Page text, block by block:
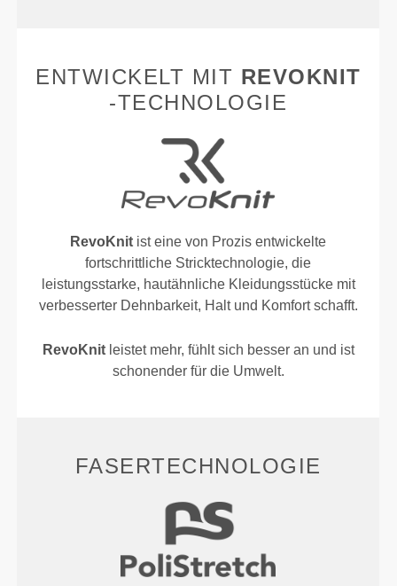
ENTWICKELT MIT REVOKNIT
-TECHNOLOGIE
RevoKnit ist eine von Prozis entwickelte
fortschrittliche Stricktechnologie, die
leistungsstarke, hautähnliche Kleidungsstücke mit
verbesserter Dehnbarkeit, Halt und Komfort schafft.
RevoKnitleistet mehr, fühlt sich besser an und ist
schonender für die Umwelt.
FASERTECHNOLOGIE